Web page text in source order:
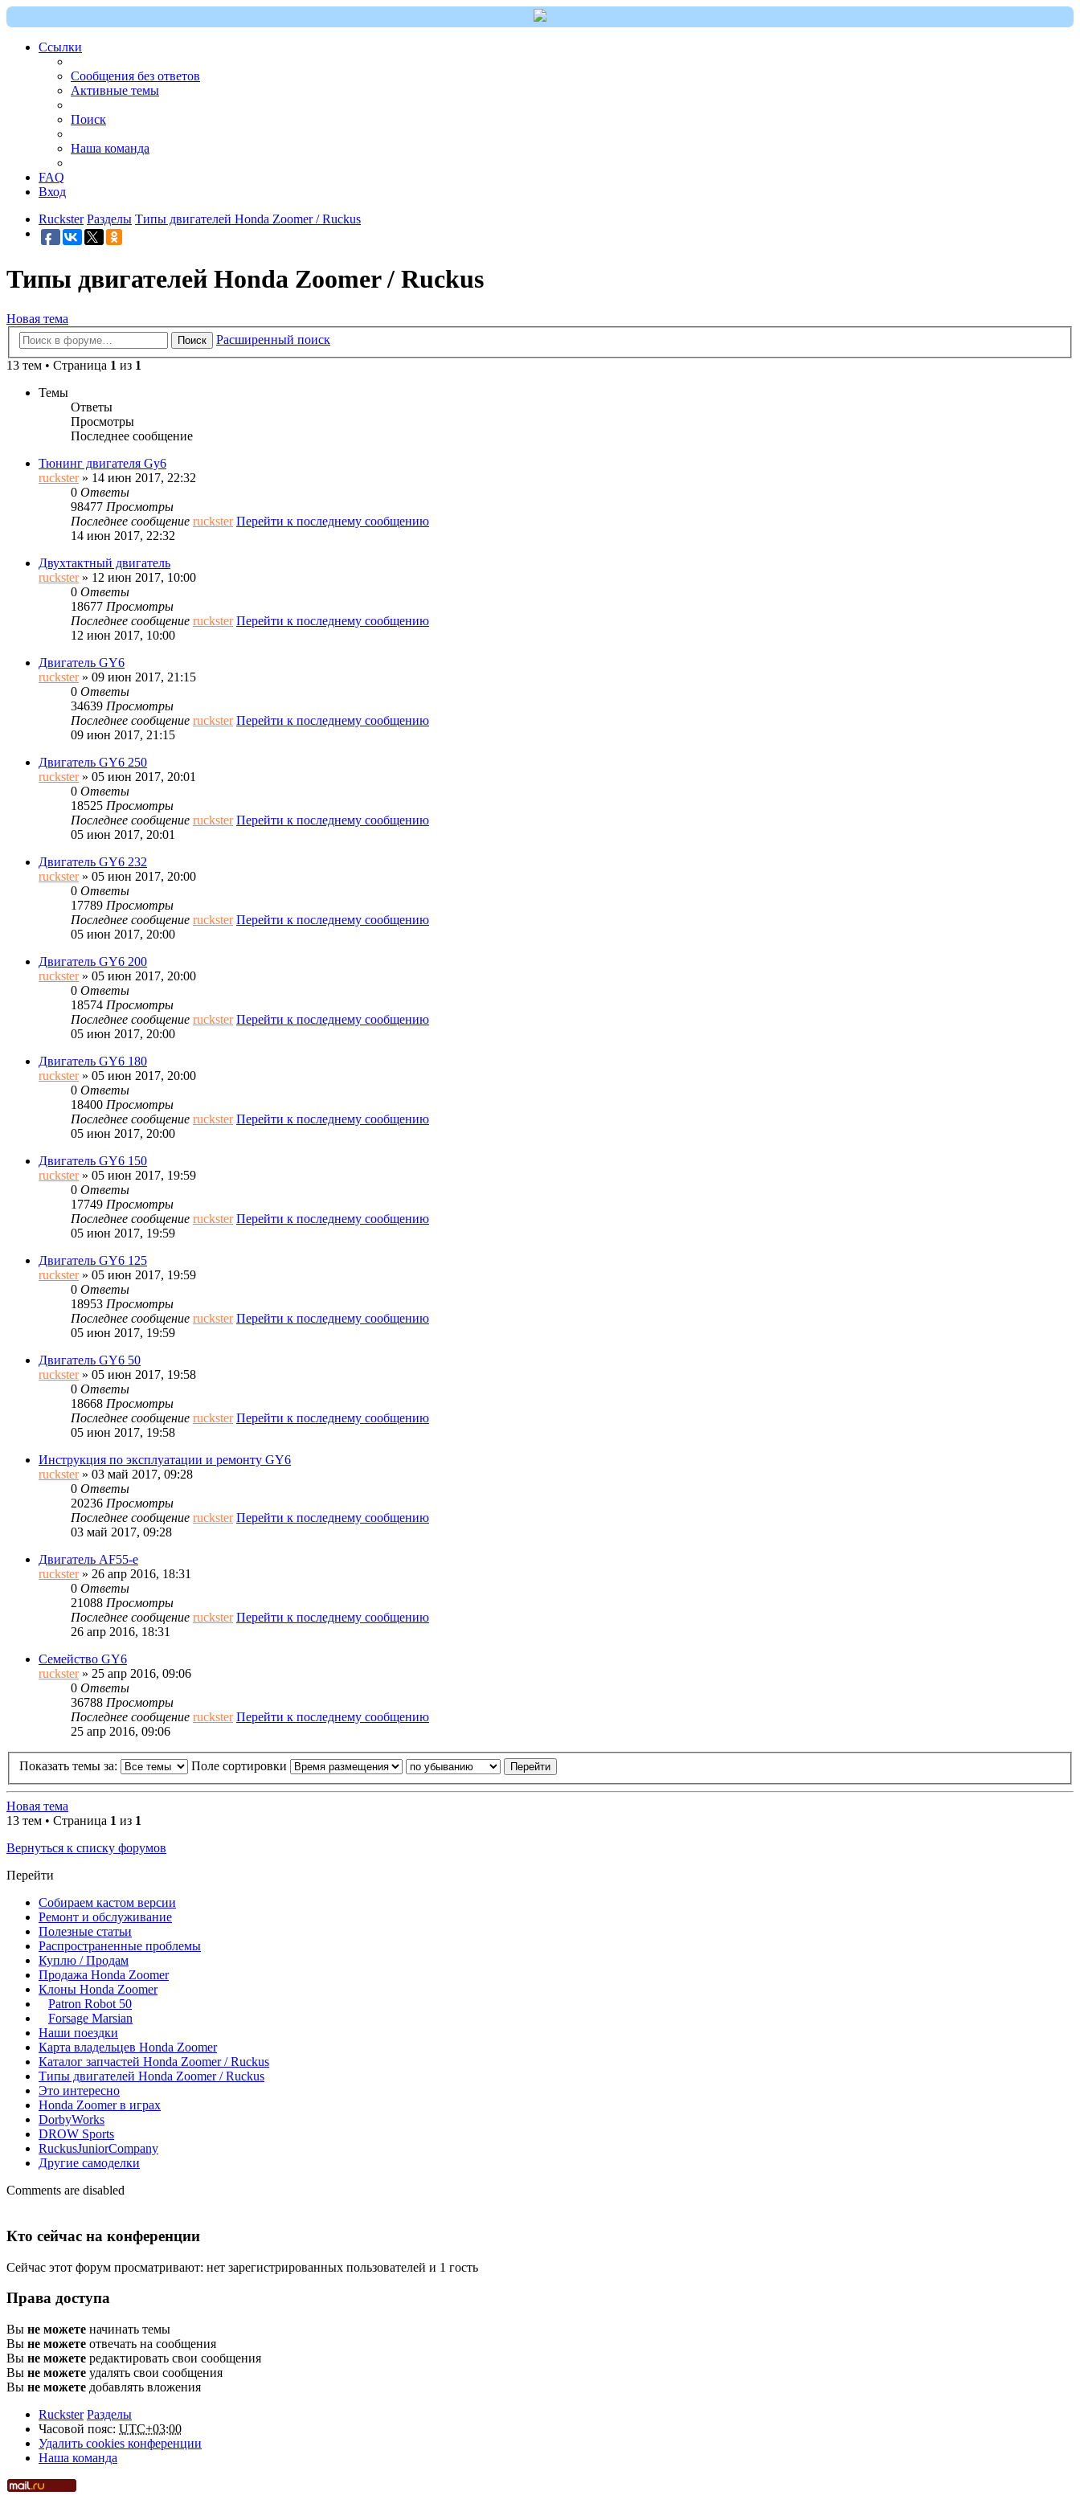
Ссылки
Сообщения без ответов
Активные темы
Поиск
Наша команда
FAQ
Вход
Ruckster Разделы Типы двигателей Honda Zoomer / Ruckus
Типы двигателей Honda Zoomer / Ruckus
Новая тема
Поиск
Расширенный поиск
13 тем • Страница 1 из 1
Темы
Ответы
Просмотры
Последнее сообщение
Тюнинг двигателя Gy6
ruckster» 14 июн 2017, 22:32
0 Ответы
98477 Просмотры
Последнее сообщение ruckster Перейти к последнему сообщению
14 июн 2017, 22:32
Двухтактный двигатель
ruckster» 12 июн 2017, 10:00
0 Ответы
18677 Просмотры
Последнее сообщение ruckster Перейти к последнему сообщению
12 июн 2017, 10:00
Двигатель GY6
ruckster» 09 июн 2017, 21:15
0 Ответы
34639 Просмотры
Последнее сообщение ruckster Перейти к последнему сообщению
09 июн 2017, 21:15
Двигатель GY6 250
ruckster» 05 июн 2017, 20:01
0 Ответы
18525 Просмотры
Последнее сообщение ruckster Перейти к последнему сообщению
05 июн 2017, 20:01
Двигатель GY6 232
ruckster» 05 июн 2017, 20:00
0 Ответы
17789 Просмотры
Последнее сообщение ruckster Перейти к последнему сообщению
05 июн 2017, 20:00
Двигатель GY6 200
ruckster» 05 июн 2017, 20:00
0 Ответы
18574 Просмотры
Последнее сообщение ruckster Перейти к последнему сообщению
05 июн 2017, 20:00
Двигатель GY6 180
ruckster» 05 июн 2017, 20:00
0 Ответы
18400 Просмотры
Последнее сообщение ruckster Перейти к последнему сообщению
05 июн 2017, 20:00
Двигатель GY6 150
ruckster» 05 июн 2017, 19:59
0 Ответы
17749 Просмотры
Последнее сообщение ruckster Перейти к последнему сообщению
05 июн 2017, 19:59
Двигатель GY6 125
ruckster» 05 июн 2017, 19:59
0 Ответы
18953 Просмотры
Последнее сообщение ruckster Перейти к последнему сообщению
05 июн 2017, 19:59
Двигатель GY6 50
ruckster» 05 июн 2017, 19:58
0 Ответы
18668 Просмотры
Последнее сообщение ruckster Перейти к последнему сообщению
05 июн 2017, 19:58
Инструкция по эксплуатации и ремонту GY6
ruckster» 03 май 2017, 09:28
0 Ответы
20236 Просмотры
Последнее сообщение ruckster Перейти к последнему сообщению
03 май 2017, 09:28
Двигатель AF55-e
ruckster» 26 апр 2016, 18:31
0 Ответы
21088 Просмотры
Последнее сообщение ruckster Перейти к последнему сообщению
26 апр 2016, 18:31
Семейство GY6
ruckster» 25 апр 2016, 09:06
0 Ответы
36788 Просмотры
Последнее сообщение ruckster Перейти к последнему сообщению
25 апр 2016, 09:06
Показать темы за: Поле сортировки
Новая тема
13 тем • Страница 1 из 1
Вернуться к списку форумов
Перейти
Собираем кастом версии
Ремонт и обслуживание
Полезные статьи
Распространенные проблемы
Куплю / Продам
Продажа Honda Zoomer
Клоны Honda Zoomer
Patron Robot 50
Forsage Marsian
Наши поездки
Карта владельцев Honda Zoomer
Каталог запчастей Honda Zoomer / Ruckus
Типы двигателей Honda Zoomer / Ruckus
Это интересно
Honda Zoomer в играх
DorbyWorks
DROW Sports
RuckusJuniorCompany
Другие самоделки
Comments are disabled
Кто сейчас на конференции
Сейчас этот форум просматривают: нет зарегистрированных пользователей и 1 гость
Права доступа
Вы не можете начинать темы
Вы не можете отвечать на сообщения
Вы не можете редактировать свои сообщения
Вы не можете удалять свои сообщения
Вы не можете добавлять вложения
Ruckster Разделы
Часовой пояс: UTC+03:00
Удалить cookies конференции
Наша команда